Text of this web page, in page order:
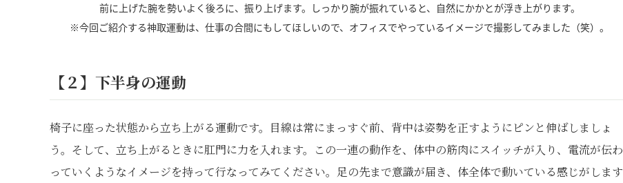
前に上げた腕を勢いよく後ろに、振り上げます。しっかり腕が振れていると、自然にかかとが浮き上がります。
※今回ご紹介する神取運動は、仕事の合間にもしてほしいので、オフィスでやっているイメージで撮影してみました（笑）。
【２】下半身の運動
椅子に座った状態から立ち上がる運動です。目線は常にまっすぐ前、背中は姿勢を正すようにピンと伸ばしましょ
う。そして、立ち上がるときに肛門に力を入れます。この一連の動作を、体中の筋肉にスイッチが入り、電流が伝わ
っていくようなイメージを持って行なってみてください。足の先まで意識が届き、体全体で動いている感じがします